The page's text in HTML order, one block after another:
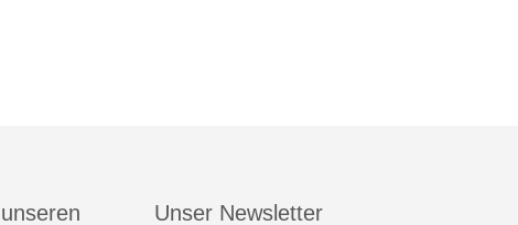
Unser Newsletter